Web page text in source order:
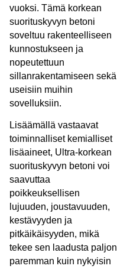
vuoksi. Tämä korkean
suorituskyvyn betoni
soveltuu rakenteelliseen
kunnostukseen ja
nopeutettuun
sillanrakentamiseen sekä
useisiin muihin
sovelluksiin.
Lisäämällä vastaavat
toiminnalliset kemialliset
lisäaineet, Ultra-korkean
suorituskyvyn betoni voi
saavuttaa
poikkeuksellisen
lujuuden, joustavuuden,
kestävyyden ja
pitkäikäisyyden, mikä
tekee sen laadusta paljon
paremman kuin nykyisin